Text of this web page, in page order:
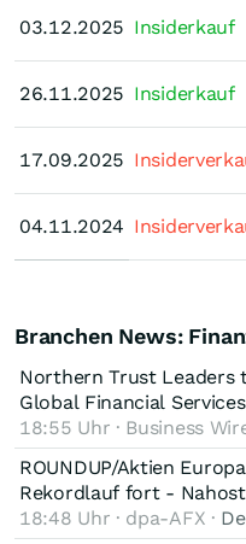
03.12.2025
26.11.2025
17.09.2025
04.11.2024
03.12.2025 Insiderkauf
26.11.2025 Insiderkauf
17.09.2025
04.11.2024
Branchen News:
Northern Trust Leaders
Global Financial
18:55 Uhr · Business
ROUNDUP/Aktien
Rekordlauf fort -
18:48 Uhr · dpa-AFX ·